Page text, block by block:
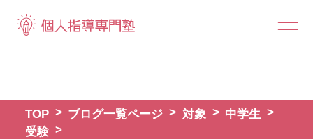
TOP ブログ一覧ページ 対象
中学生
受験